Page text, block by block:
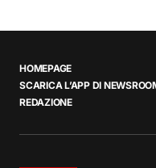
HOMEPAGE
SCARICA L’APP DI
REDAZIONE